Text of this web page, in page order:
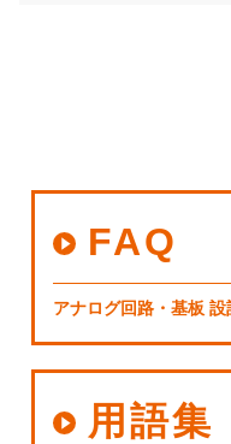
FAQ
アナログ回路・基板
用語集